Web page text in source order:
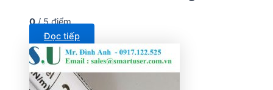
0/ 5 điểm
Đọc tiếp